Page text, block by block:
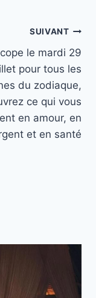
SUIVANT
le mardi 29
pour tous les
du zodiaque,
ce qui vous
en amour, en
et en santé